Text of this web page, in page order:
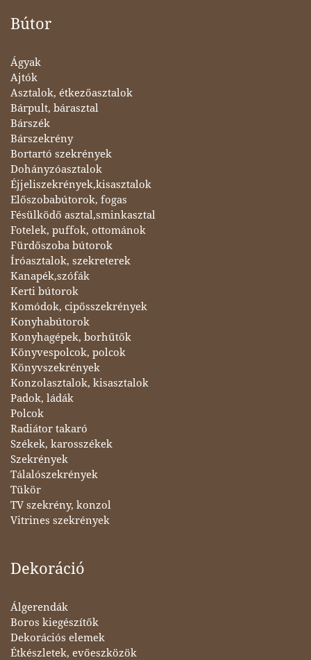
Bútor
Ágyak
Ajtók
Asztalok, étkezőasztalok
Bárpult, bárasztal
Bárszék
Bárszekrény
Bortartó szekrények
Dohányzóasztalok
Éjjeliszekrények,kisasztalok
Előszobabútorok, fogas
Fésülködő asztal,sminkasztal
Fotelek, puffok, ottománok
Fürdőszoba bútorok
Íróasztalok, szekreterek
Kanapék,szófák
Kerti bútorok
Komódok, cipősszekrények
Konyhabútorok
Konyhagépek, borhűtők
Könyvespolcok, polcok
Könyvszekrények
Konzolasztalok, kisasztalok
Padok, ládák
Polcok
Radiátor takaró
Székek, karosszékek
Szekrények
Tálalószekrények
Tükör
TV szekrény, konzol
Vitrines szekrények
Dekoráció
Álgerendák
Boros kiegészítők
Dekorációs elemek
Étkészletek, evőeszközök